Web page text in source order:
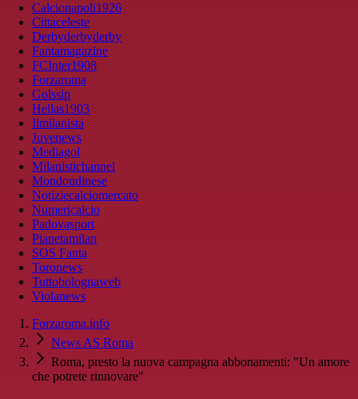
Calcionapoli1926
Cittaceleste
Derbyderbyderby
Fantamagazine
FCInter1908
Forzaroma
Golssip
Hellas1903
Ilmilanista
Juvenews
Mediagol
Milanistichannel
Mondoudinese
Notiziecalciomercato
Numericalcio
Padovasport
Pianetamilan
SOS Fanta
Toronews
Tuttobolognaweb
Violanews
Forzaroma.info
News AS Roma
Roma, presto la nuova campagna abbonamenti: "Un amore
che potrete rinnovare"